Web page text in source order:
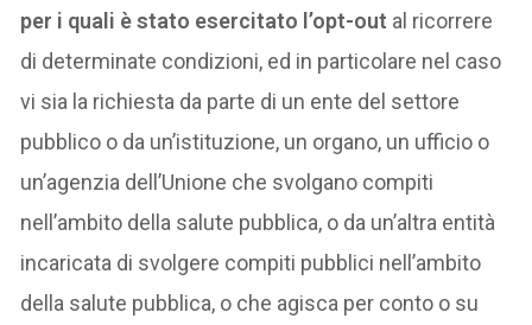
per i quali è stato esercitato l’opt-out al ricorrere
di determinate condizioni, ed in particolare nel caso
vi sia la richiesta da parte di un ente del settore
pubblico o da un’istituzione, un organo, un ufficio o
un’agenzia dell’Unione che svolgano compiti
nell’ambito della salute pubblica, o da un’altra entità
incaricata di svolgere compiti pubblici nell’ambito
della salute pubblica, o che agisca per conto o su